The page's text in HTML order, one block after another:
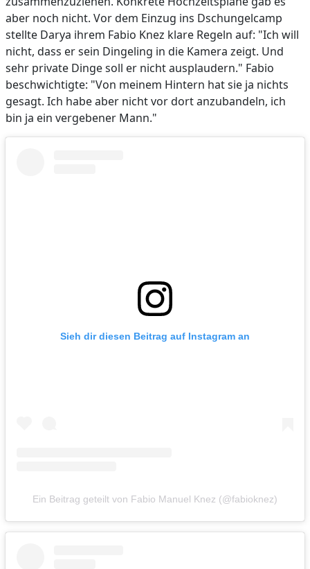
aber noch nicht. Vor dem Einzug ins Dschungelcamp
stellte Darya ihrem Fabio Knez klare Regeln auf: "Ich will
nicht, dass er sein Dingeling in die Kamera zeigt. Und
sehr private Dinge soll er nicht ausplaudern." Fabio
beschwichtigte: "Von meinem Hintern hat sie ja nichts
gesagt. Ich habe aber nicht vor dort anzubandeln, ich
bin ja ein vergebener Mann."
Sieh dir diesen Beitrag auf Instagram an
Ein Beitrag geteilt von Fabio Manuel Knez (@fabioknez)